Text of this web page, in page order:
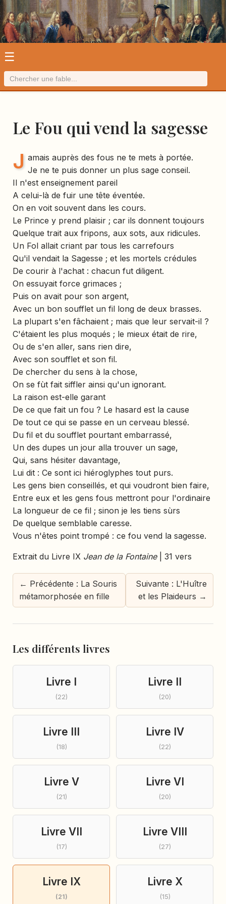
Les fables de La Fontaine
☰
Le Fou qui vend la sagesse
J amais auprès des fous ne te mets à portée.
Je ne te puis donner un plus sage conseil.
Il n'est enseignement pareil
A celui-là de fuir une tête éventée.
On en voit souvent dans les cours.
Le Prince y prend plaisir ; car ils donnent toujours
Quelque trait aux fripons, aux sots, aux ridicules.
Un Fol allait criant par tous les carrefours
Qu'il vendait la Sagesse ; et les mortels crédules
De courir à l'achat : chacun fut diligent.
On essuyait force grimaces ;
Puis on avait pour son argent,
Avec un bon soufflet un fil long de deux brasses.
La plupart s'en fâchaient ; mais que leur servait-il ?
C'étaient les plus moqués ; le mieux était de rire,
Ou de s'en aller, sans rien dire,
Avec son soufflet et son fil.
De chercher du sens à la chose,
On se fùt fait siffler ainsi qu'un ignorant.
La raison est-elle garant
De ce que fait un fou ? Le hasard est la cause
De tout ce qui se passe en un cerveau blessé.
Du fil et du soufflet pourtant embarrassé,
Un des dupes un jour alla trouver un sage,
Qui, sans hésiter davantage,
Lui dit : Ce sont ici hiéroglyphes tout purs.
Les gens bien conseillés, et qui voudront bien faire,
Entre eux et les gens fous mettront pour l'ordinaire
La longueur de ce fil ; sinon je les tiens sùrs
De quelque semblable caresse.
Vous n'êtes point trompé : ce fou vend la sagesse.
Extrait du Livre IX Jean de la Fontaine| 31 vers
← Précédente : La Souris
métamorphosée en fille
Suivante : L'Huître
et les Plaideurs →
Les différents livres
Livre I
(22)
Livre II
(20)
Livre III
(18)
Livre IV
(22)
Livre V
(21)
Livre VI
(20)
Livre VII
(17)
Livre VIII
(27)
Livre IX
(21)
Livre X
(15)